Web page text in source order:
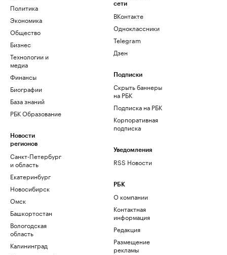
Политика
Экономика
Общество
Бизнес
Технологии и
медиа
Финансы
Биографии
База знаний
РБК Образование
Новости
регионов
Санкт-Петербург
и область
Екатеринбург
Новосибирск
Омск
Башкортостан
Вологодская
область
Калининград
сети
ВКонтакте
Одноклассники
Telegram
Дзен
Подписки
Скрыть баннеры
на РБК
Подписка на РБК
Корпоративная
подписка
Уведомления
RSS Новости
РБК
О компании
Контактная
информация
Редакция
Размещение
рекламы